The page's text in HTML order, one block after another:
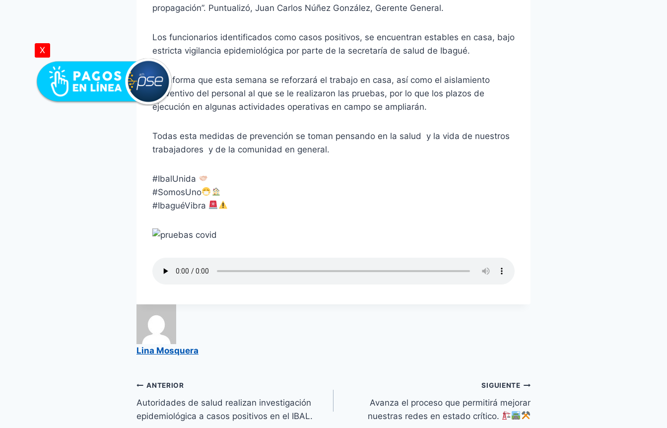
propagación”. Puntualizó, Juan Carlos Núñez González, Gerente General.
Los funcionarios identificados como casos positivos, se encuentran estables en casa, bajo
estricta vigilancia epidemiológica por parte de la secretaría de salud de Ibagué.
Se informa que esta semana se reforzará el trabajo en casa, así como el aislamiento
preventivo del personal al que se le realizaron las pruebas, por lo que los plazos de
ejecución en algunas actividades operativas en campo se ampliarán.
Todas esta medidas de prevención se toman pensando en la salud y la vida de nuestros
trabajadores y de la comunidad en general.
#IbalUnida
#SomosUno
#IbaguéVibra
Lina Mosquera
ANTERIOR
Autoridades de salud realizan investigación
epidemiológica a casos positivos en el IBAL.
SIGUIENTE
Avanza el proceso que permitirá mejorar
nuestras redes en estado crítico.
X